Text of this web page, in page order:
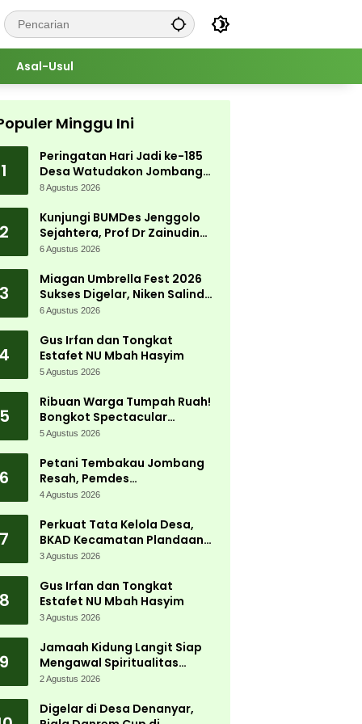
Asal-Usul
Minggu Ini
1
Peringatan Hari Jadi ke-185
Desa Watudakon Jombang
Meriah, Warga Tumpek Blek
8 Agustus 2026
2
Kunjungi BUMDes Jenggolo
Sejahtera, Prof Dr Zainudin
Maliki: Kita Wujudkan
Potensi Desa
6 Agustus 2026
3
Miagan Umbrella Fest 2026
Sukses Digelar, Niken Salindry
Jadi Magnet Ribuan
6 Agustus 2026
4
Gus Irfan dan Tongkat
Estafet NU Mbah Hasyim
5 Agustus 2026
5
Ribuan Warga Tumpah Ruah!
Bongkot Spectacular
Carnival 2026 Jadi Pesta
Peterongan
5 Agustus 2026
6
Petani Tembakau Jombang
Resah, Pemdes
Tanjungwadung dan Disperta
4 Agustus 2026
7
Perkuat Tata Kelola Desa,
BKAD Kecamatan Plandaan
Gelar Pelatihan Aparatur
3 Agustus 2026
8
Gus Irfan dan Tongkat
Estafet NU Mbah Hasyim
3 Agustus 2026
9
Jamaah Kidung Langit Siap
Mengawal Spiritualitas
Muktamar NU
2 Agustus 2026
Digelar di Desa Denanyar,